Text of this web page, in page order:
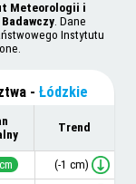
Meteorologii i
. Dane
Instytutu
- Łódzkie
Trend
(-1 cm)